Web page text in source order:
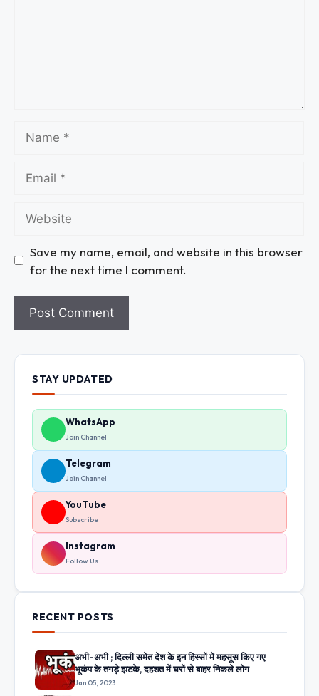
Save my name, email, and website in this browser
for the next time I comment.
STAY UPDATED
WhatsApp
Join Channel
Telegram
Join Channel
YouTube
Subscribe
Instagram
Follow Us
RECENT POSTS
अभी-अभी ; दिल्ली समेत देश के इन हिस्सों में महसूस किए गए
भूकंप के तगड़े झटके, दहशत में घरों से बाहर निकले लोग
Jan 05, 2023